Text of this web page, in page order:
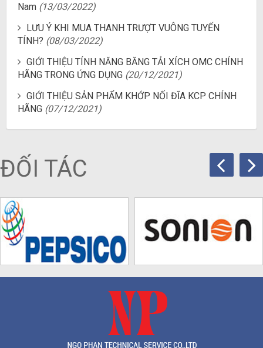
Nam (13/03/2022)
LƯU Ý KHI MUA THANH TRƯỢT VUÔNG TUYẾN
TÍNH? (08/03/2022)
GIỚI THIỆU TÍNH NĂNG BĂNG TẢI XÍCH OMC CHÍNH
HÃNG TRONG ỨNG DỤNG (20/12/2021)
GIỚI THIỆU SẢN PHẨM KHỚP NỐI ĐĨA KCP CHÍNH
HÃNG (07/12/2021)
ĐỐI TÁC